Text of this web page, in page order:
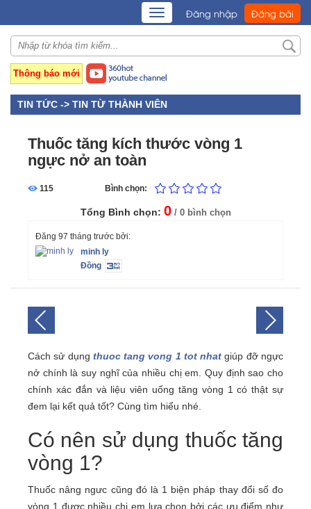
TOGGLE
NAVIGATION
Đăng nhập Đăng bài
Thông báo mới
TIN TỨC -> TIN TỪ THÀNH VIÊN
Thuốc tăng kích thước vòng 1
ngực nở an toàn
115 Bình chọn:
Tổng Bình chọn: 0 / 0 bình chọn
Đăng 97 tháng trước bởi:
minh ly
Đồng
Cách sử dụng thuoc tang vong 1 tot nhat giúp đỡ ngực
nở chính là suy nghĩ của nhiều chị em. Quy định sao cho
chính xác đắn và liệu viên uống tăng vòng 1 có thật sự
đem lại kết quả tốt? Cùng tìm hiểu nhé.
Có nên sử dụng thuốc tăng
vòng 1?
Thuốc nâng ngưc cũng đó là 1 biện pháp thay đổi số đo
vòng 1 được nhiều chị em lựa chọn bởi các ưu điểm như